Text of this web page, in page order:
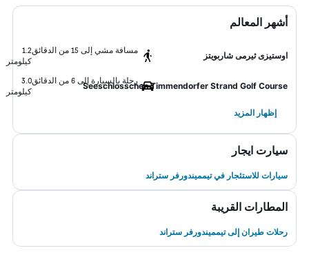
أشهر المعالم
اوستيزى ثيرمى شاربويتز
مسافة مشي إلى 15 من الدقائق
1.2
كيلومتر
Seeschlosschen Timmendorfer Strand Golf Course
رحلة بالسيارة إلى 6 من الدقائق
3.0
كيلومتر
إظهار المزيد
سيارت ايجار
سيارات للاستئجار في تيمميندورفر ستراند
المطارات القريبة
رحلات طيران إلى تيمميندورفر ستراند